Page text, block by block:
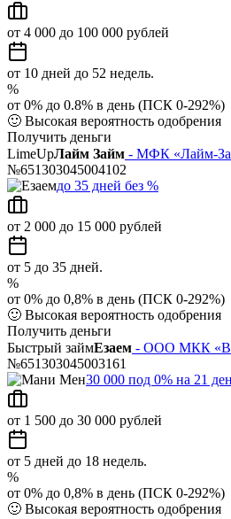
от 4 000 до 100 000 рублей
от 10 дней до 52 недель.
%
от 0% до 0.8% в день (ПСК 0-292%)
🙂 Высокая вероятность одобрения
Получить деньги
LimeUpЛайм Займ - МФК «Лайм-
№651303045004102
до 35 дней без %
от 2 000 до 15 000 рублей
от 5 до 35 дней.
%
от 0% до 0,8% в день (ПСК 0-292%)
🙂 Высокая вероятность одобрения
Получить деньги
Быстрый займЕзаем - ООО МКК
№651303045003161
30 000 под 0% на 21
от 1 500 до 30 000 рублей
от 5 дней до 18 недель.
%
от 0% до 0,8% в день (ПСК 0-292%)
🙂 Высокая вероятность одобрения